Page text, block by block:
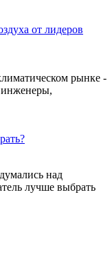
от лидеров
рынке -
инженеры,
над
лучше выбрать